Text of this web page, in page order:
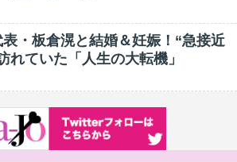
・板倉滉と結婚＆妊娠！“急接近
れていた「人生の大転機」